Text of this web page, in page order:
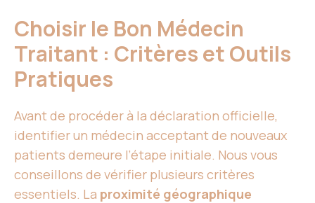
Choisir le Bon Médecin
Traitant : Critères et Outils
Pratiques
Avant de procéder à la déclaration officielle,
identifier un médecin acceptant de nouveaux
patients demeure l’étape initiale. Nous vous
conseillons de vérifier plusieurs critères
essentiels. La proximité géographique